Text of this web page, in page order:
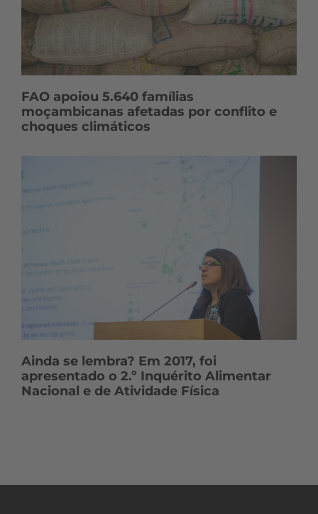
FAO apoiou 5.640 famílias
moçambicanas afetadas por conflito e
choques climáticos
Ainda se lembra? Em 2017, foi
apresentado o 2.º Inquérito Alimentar
Nacional e de Atividade Física